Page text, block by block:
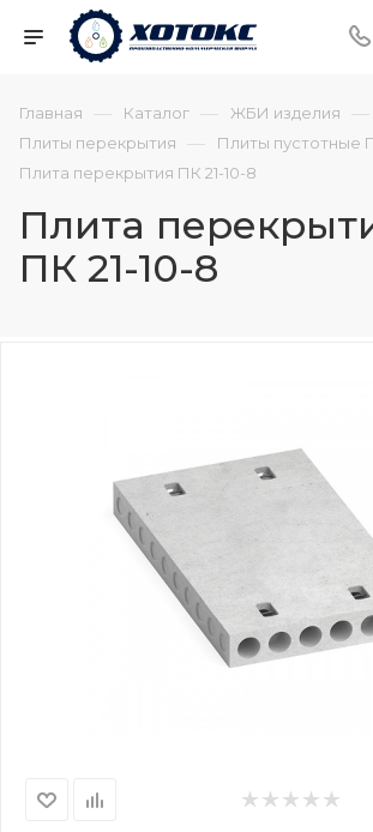
Главная — Каталог — ЖБИ изделия —
Плиты перекрытия — Плиты пустотные
Плита перекрытия ПК 21-10-8
Плита
ПК 21-10-8